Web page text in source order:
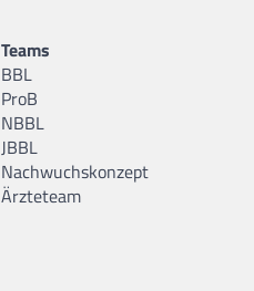
Teams
BBL
ProB
NBBL
JBBL
Nachwuchskonzept
Ärzteteam